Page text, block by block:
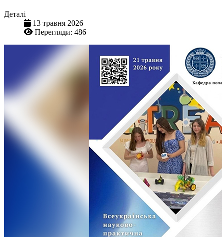
Деталі
13 травня 2026
Перегляди: 486